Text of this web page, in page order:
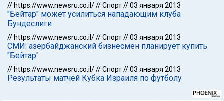
// https://www.newsru.co.il///Спорт//03 января 2013
"Бейтар" может усилиться нападающим клуба
Бундеслиги
// https://www.newsru.co.il///Спорт//03 января 2013
СМИ: азербайджанский бизнесмен планирует купить
"Бейтар"
// https://www.newsru.co.il///Спорт//03 января 2013
Результаты матчей Кубка Израиля по футболу